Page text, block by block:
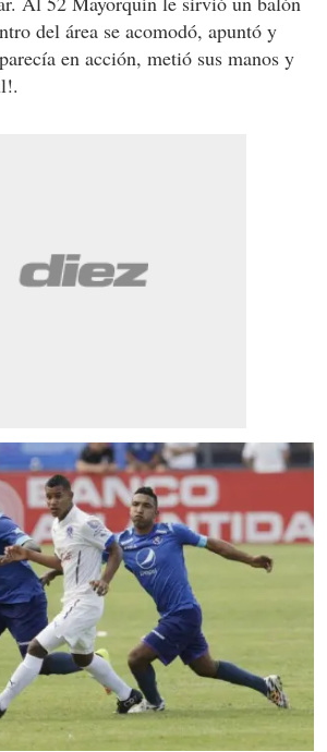
del área se acomodó, apuntó y
en acción, metió sus manos y